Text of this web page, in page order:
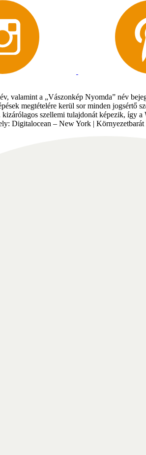
valamint a „Vászonkép Nyomda” név
megtételére kerül sor minden jogsértő
szellemi tulajdonát képezik, így
Digitalocean – New York |